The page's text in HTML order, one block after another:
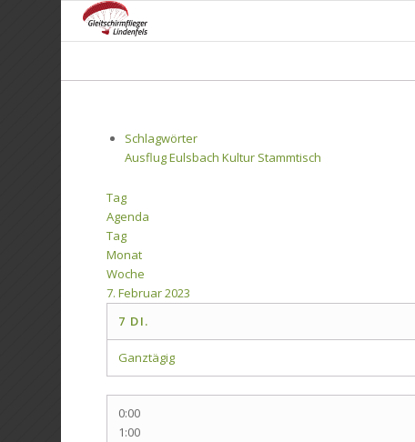
Schlagwörter
AusflugEulsbachKultur Stammtisch
Tag
Agenda
Tag
Monat
Woche
7. Februar 2023
7 DI.
Ganztägig
0:00
1:00